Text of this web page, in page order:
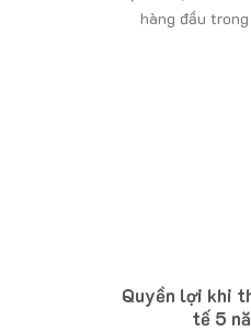
hàng đầu
Quyền lợi khi
tế 5